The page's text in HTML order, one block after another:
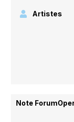
Artistes
Note